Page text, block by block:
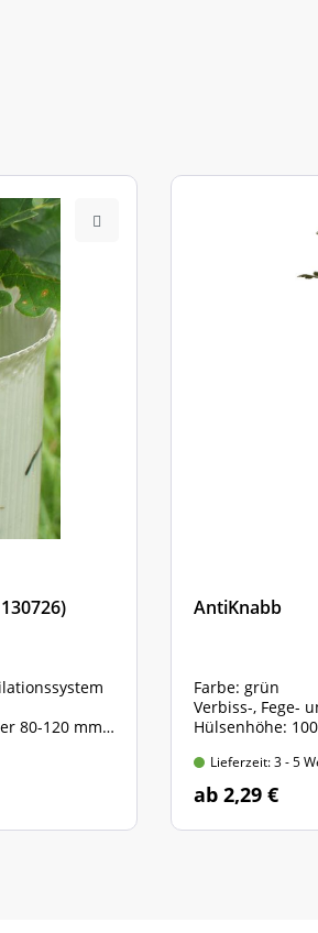
80-120 mm
AntiKnabb
Farbe: grün
Verbiss-, Fege-
Hülsenhöhe:
Lieferzeit: 3 - 5
ab 2,29 €